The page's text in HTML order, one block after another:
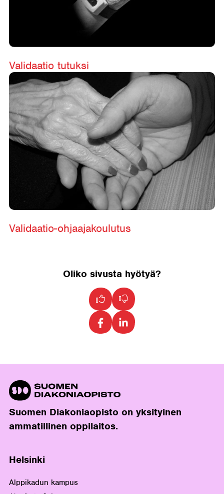
Validaatio tutuksi
Validaatio-ohjaajakoulutus
Oliko sivusta hyötyä?
Suomen Diakoniaopisto on yksityinen
ammatillinen oppilaitos.
Helsinki
Alppikadun kampus